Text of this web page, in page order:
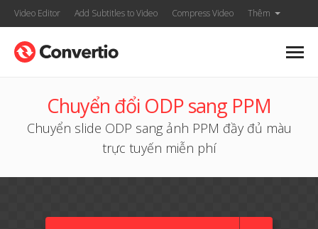
Video Editor Add Subtitles to Video Compress Video Thêm
Chuyển đổi ODP sang PPM
Chuyển slide ODP sang ảnh PPM đầy đủ màu
trực tuyến miễn phí